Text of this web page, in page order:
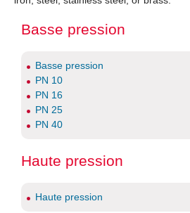
Basse pression
Basse pression
PN 10
PN 16
PN 25
PN 40
Haute pression
Haute pression